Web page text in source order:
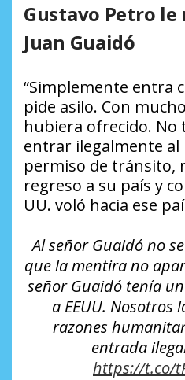
Gustavo Petro le
Juan Guaidó
“Simplemente entra
pide asilo. Con
hubiera ofrecido. No
entrar ilegalmente al
permiso de tránsito,
regreso a su país y
UU. voló hacia ese
Al señor Guaidó no
que la mentira no
señor Guaidó tenía
a EEUU.
razones
entrada
https://t.co/